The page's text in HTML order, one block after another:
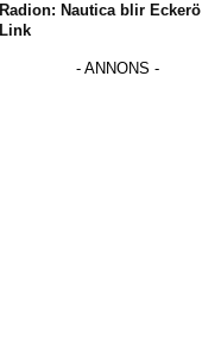
Radion: Nautica blir Eckerö
Link